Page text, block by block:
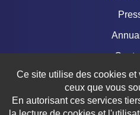
Ce site utilise des cookies
ceux que vous
En autorisant ces services